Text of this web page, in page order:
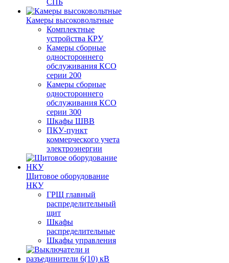
СПБ
Камеры высоковольтные
Комплектные
устройства КРУ
Камеры сборные
одностороннего
обслуживания КСО
серии 200
Камеры сборные
одностороннего
обслуживания КСО
серии 300
Шкафы ШВВ
ПКУ-пункт
коммерческого учета
электроэнергии
Щитовое оборудование
НКУ
ГРЩ главный
распределительный
щит
Шкафы
распределительные
Шкафы управления